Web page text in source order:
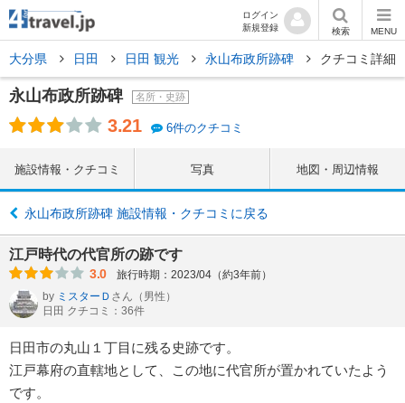
ログイン
新規登録
検索 MENU
大分県 日田 日田 観光 永山布政所跡碑 クチコミ詳細
永山布政所跡碑 名所・史跡
3.21 6件のクチコミ
施設情報・クチコミ 写真 地図・周辺情報
永山布政所跡碑 施設情報・クチコミに戻る
江戸時代の代官所の跡です
3.0
旅行時期：2023/04（約3年前）
by ミスターＤ さん （男性）
日田 クチコミ：36件
日田市の丸山１丁目に残る史跡です。
江戸幕府の直轄地として、この地に代官所が置かれていたよう
です。